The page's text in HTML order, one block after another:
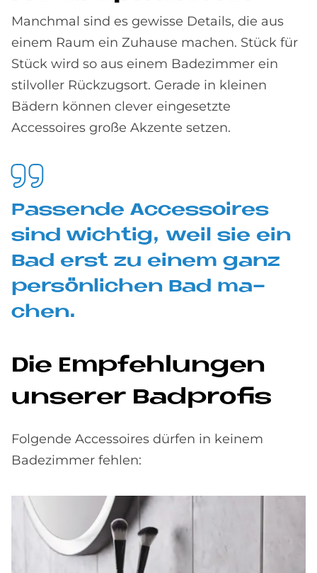
Manchmal sind es gewisse Details, die aus
einem Raum ein Zuhause machen. Stück für
Stück wird so aus einem Badezimmer ein
stilvoller Rückzugsort. Gerade in kleinen
Bädern können clever eingesetzte
Accessoires große Akzente setzen.
Pas­sen­de Ac­ces­soires
sind wich­tig, weil sie ein
Bad erst zu ei­nem ganz
per­sön­li­chen Bad ma­
chen.
Die Emp­feh­lun­gen
un­se­rer Bad­pro­fis
Folgende Accessoires dürfen in keinem
Badezimmer fehlen: